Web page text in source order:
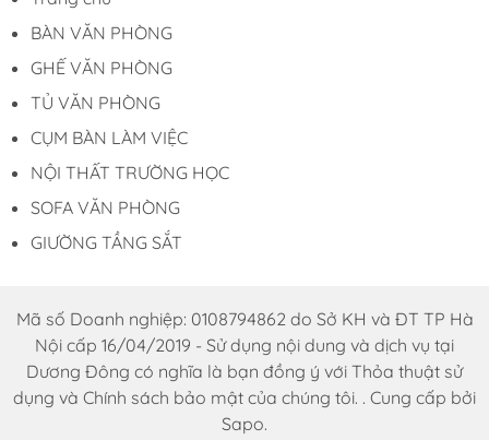
BÀN VĂN PHÒNG
GHẾ VĂN PHÒNG
TỦ VĂN PHÒNG
CỤM BÀN LÀM VIỆC
NỘI THẤT TRƯỜNG HỌC
SOFA VĂN PHÒNG
GIƯỜNG TẦNG SẮT
Mã số Doanh nghiệp: 0108794862 do Sở KH và ĐT TP Hà
Nội cấp 16/04/2019 - Sử dụng nội dung và dịch vụ tại
Dương Đông có nghĩa là bạn đồng ý với Thỏa thuật sử
dụng và Chính sách bảo mật của chúng tôi. . Cung cấp bởi
Sapo.